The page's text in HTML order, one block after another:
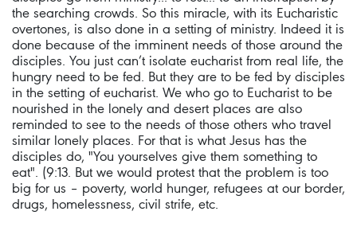
the searching crowds. So this miracle, with its Eucharistic
overtones, is also done in a setting of ministry. Indeed it is
done because of the imminent needs of those around the
disciples. You just can’t isolate eucharist from real life, the
hungry need to be fed. But they are to be fed by disciples
in the setting of eucharist. We who go to Eucharist to be
nourished in the lonely and desert places are also
reminded to see to the needs of those others who travel
similar lonely places. For that is what Jesus has the
disciples do, "You yourselves give them something to
eat". (9:13. But we would protest that the problem is too
big for us – poverty, world hunger, refugees at our border,
drugs, homelessness, civil strife, etc.